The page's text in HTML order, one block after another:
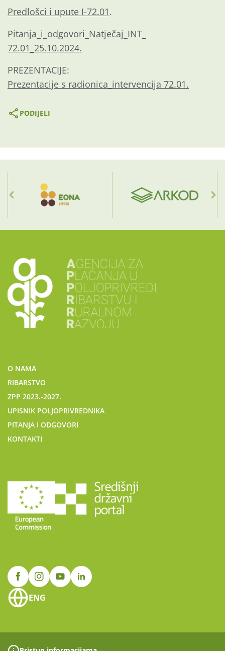
Predlošci i upute I-72.01.
Pitanja_i_odgovori_Natječaj_INT_
72.01_25.10.2024.
PREZENTACIJE:
Prezentacije s radionica_intervencija 72.01.
PODIJELI
O NAMA
RIBARSTVO
ZPP 2023.-2027.
UPISNIK POLJOPRIVREDNIKA
PITANJA I ODGOVORI
KONTAKTI
ENG